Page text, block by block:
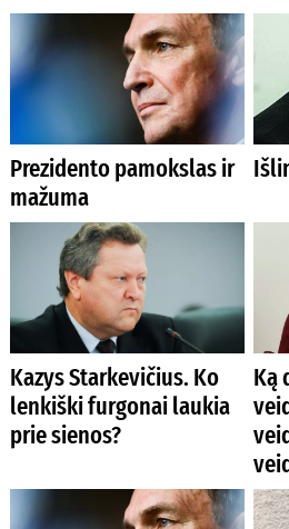
Prezidento pamokslas ir
mažuma
Kazys Starkevičius. Ko
lenkiški furgonai laukia
prie sienos?
Ką